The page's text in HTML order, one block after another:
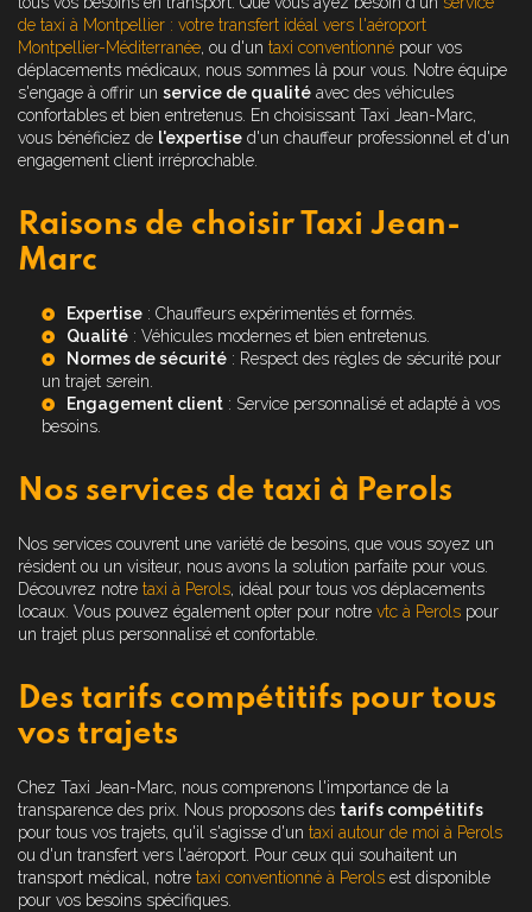
de taxi à Montpellier : votre transfert idéal vers l'aéroport
Montpellier-Méditerranée, ou d'un taxi conventionné pour vos
déplacements médicaux, nous sommes là pour vous. Notre équipe
s'engage à offrir un service de qualité avec des véhicules
confortables et bien entretenus. En choisissant Taxi Jean-Marc,
vous bénéficiez de l'expertise d'un chauffeur professionnel et d'un
engagement client irréprochable.
Raisons de choisir Taxi Jean-
Marc
Expertise : Chauffeurs expérimentés et formés.
Qualité : Véhicules modernes et bien entretenus.
Normes de sécurité : Respect des règles de sécurité pour
un trajet serein.
Engagement client : Service personnalisé et adapté à vos
besoins.
Nos services de taxi à Perols
Nos services couvrent une variété de besoins, que vous soyez un
résident ou un visiteur, nous avons la solution parfaite pour vous.
Découvrez notre taxi à Perols, idéal pour tous vos déplacements
locaux. Vous pouvez également opter pour notre vtc à Perols pour
un trajet plus personnalisé et confortable.
Des tarifs compétitifs pour tous
vos trajets
Chez Taxi Jean-Marc, nous comprenons l'importance de la
transparence des prix. Nous proposons des tarifs compétitifs
pour tous vos trajets, qu'il s'agisse d'un taxi autour de moi à Perols
ou d'un transfert vers l'aéroport. Pour ceux qui souhaitent un
transport médical, notre taxi conventionné à Perols est disponible
pour vos besoins spécifiques.